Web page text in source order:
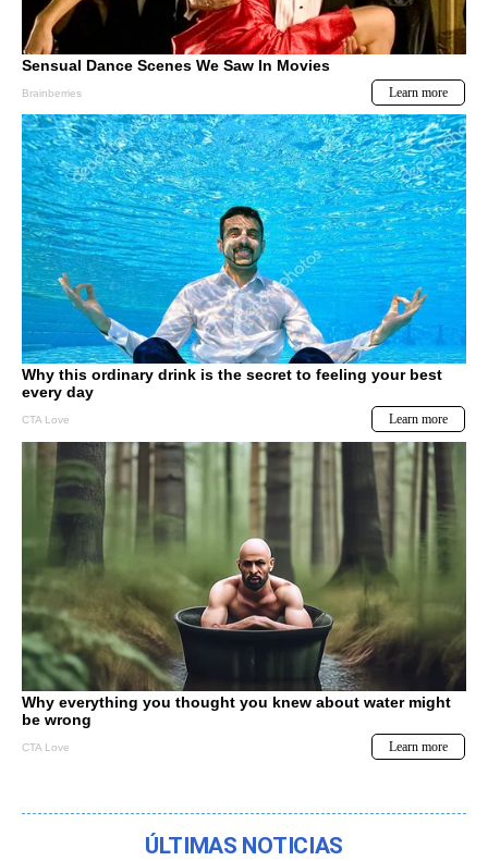
ÚLTIMAS NOTICIAS